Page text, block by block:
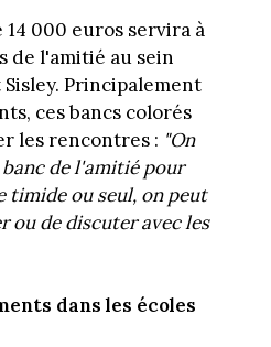
000 euros servira à
de l'amitié au sein
Sisley. Principalement
ces bancs colorés
les rencontres : "On
de l'amitié pour
timide ou seul, on peut
ou de discuter avec les
dans les écoles